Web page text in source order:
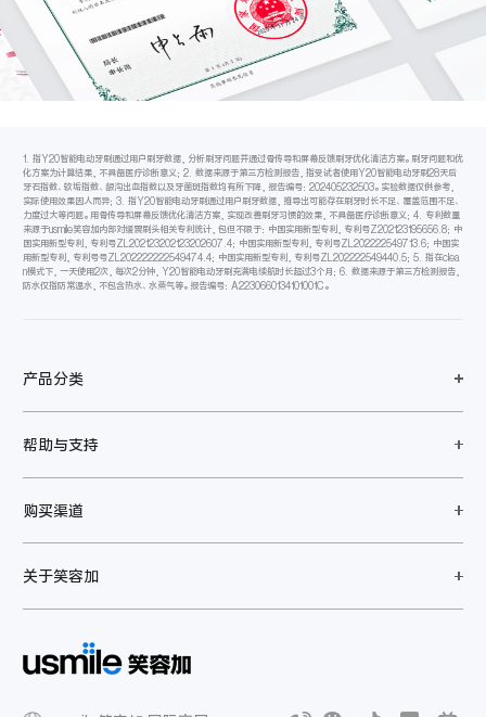
1. 指Y20智能电动牙刷通过用户刷牙数据，分析刷牙问题并通过骨传导和屏幕反馈刷牙优化清洁方案。刷牙问题和优
化方案为计算结果，不具备医疗诊断意义；2. 数据来源于第三方检测报告，指受试者使用Y20智能电动牙刷28天后
牙石指数、软垢指数、龈沟出血指数以及牙菌斑指数均有所下降，报告编号：202405232503。实验数据仅供参考，
实际使用效果因人而异；3. 指Y20智能电动牙刷通过用户刷牙数据，推导出可能存在刷牙时长不足、覆盖范围不足、
力度过大等问题。用骨传导和屏幕反馈优化清洁方案，实现改善刷牙习惯的效果，不具备医疗诊断意义；4. 专利数量
来源于usmile笑容加内部对缓震刷头相关专利统计，包但不限于：中国实用新型专利，专利号Z202123195656.8；中
国实用新型专利，专利号ZL202123202123202607.4；中国实用新型专利，专利号ZL202222549713.6；中国实
用新型专利，专利号号ZL202222222549474.4；中国实用新型专利，专利号ZL202222549440.5；5. 指在clea
n模式下，一天使用2次，每次2分钟，Y20智能电动牙刷充满电续航时长超过3个月；6. 数据来源于第三方检测报告，
防水仅指防常温水，不包含热水、水蒸气等。报告编号：A2230660134101001C。
产品分类
帮助与支持
购买渠道
关于笑容加